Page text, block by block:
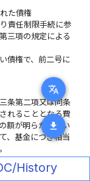
translate
download
た債権
責任制限手続に参
三項の規定による
債権で、前二号に
条第二項又は同条
れることとなる費
額が明らかでない
、基金につき相当
又は取り消すこと
History